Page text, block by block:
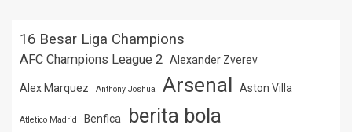
16 Besar Liga Champions
AFC Champions League 2 Alexander Zverev
Alex Marquez Anthony Joshua Arsenal Aston Villa
Atletico Madrid Benfica berita bola